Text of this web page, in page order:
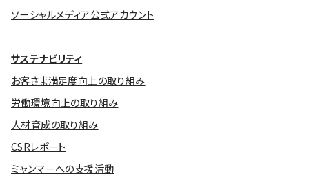
ソーシャルメディア公式アカウント
サステナビリティ
お客さま満足度向上の取り組み
労働環境向上の取り組み
人材育成の取り組み
CSRレポート
ミャンマーへの支援活動